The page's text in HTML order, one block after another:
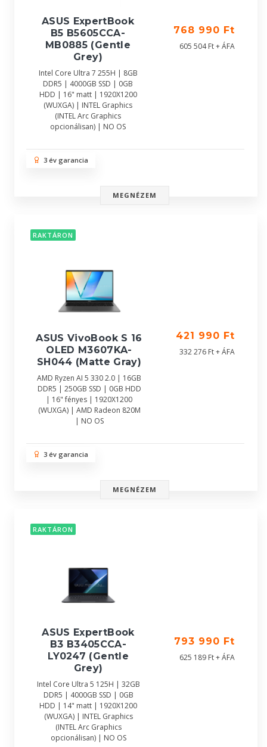
ASUS ExpertBook
B5 B5605CCA-
MB0885 (Gentle
Grey)
Intel Core Ultra 7 255H | 8GB
DDR5 | 4000GB SSD | 0GB
HDD | 16" matt | 1920X1200
(WUXGA) | INTEL Graphics
(INTEL Arc Graphics
opcionálisan) | NO OS
768 990 Ft
605 504 Ft + ÁFA
3 év garancia
MEGNÉZEM
RAKTÁRON
ASUS VivoBook S 16
OLED M3607KA-
SH044 (Matte Gray)
AMD Ryzen AI 5 330 2.0 | 16GB
DDR5 | 250GB SSD | 0GB HDD
| 16" fényes | 1920X1200
(WUXGA) | AMD Radeon 820M
| NO OS
421 990 Ft
332 276 Ft + ÁFA
3 év garancia
MEGNÉZEM
RAKTÁRON
ASUS ExpertBook
B3 B3405CCA-
LY0247 (Gentle
Grey)
Intel Core Ultra 5 125H | 32GB
DDR5 | 4000GB SSD | 0GB
HDD | 14" matt | 1920X1200
(WUXGA) | INTEL Graphics
(INTEL Arc Graphics
opcionálisan) | NO OS
793 990 Ft
625 189 Ft + ÁFA